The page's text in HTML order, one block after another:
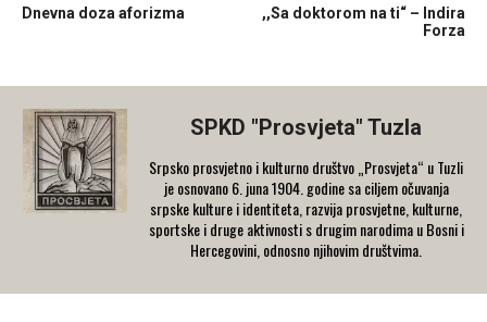
Dnevna doza aforizma
,,Sa doktorom na ti“ – Indira
Forza
SPKD "Prosvjeta" Tuzla
Srpsko prosvjetno i kulturno društvo „Prosvjeta“ u Tuzli
je osnovano 6. juna 1904. godine sa ciljem očuvanja
srpske kulture i identiteta, razvija prosvjetne, kulturne,
sportske i druge aktivnosti s drugim narodima u Bosni i
Hercegovini, odnosno njihovim društvima.